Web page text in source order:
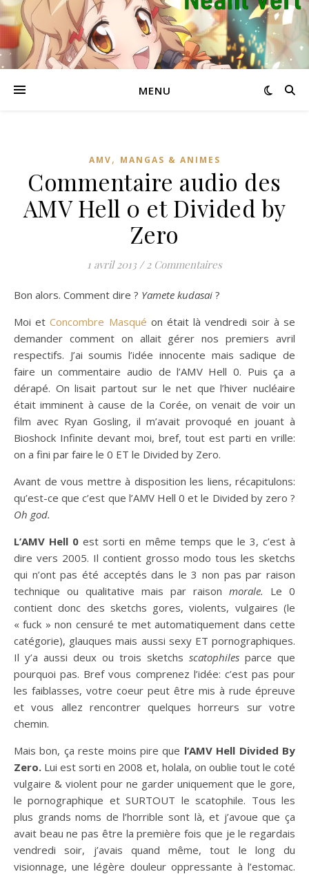
MENU
AMV, MANGAS & ANIMES
Commentaire audio des
AMV Hell 0 et Divided by
Zero
1 avril 2013 / 2 Commentaires
Bon alors. Comment dire ? Yamete kudasai ?
Moi etConcombre Masqué on était là vendredi soir à se
demander comment on allait gérer nos premiers avril
respectifs. J’ai soumis l’idée innocente mais sadique de
faire un commentaire audio de l’AMV Hell 0. Puis ça a
dérapé. On lisait partout sur le net que l’hiver nucléaire
était imminent à cause de la Corée, on venait de voir un
film avec Ryan Gosling, il m’avait provoqué en jouant à
Bioshock Infinite devant moi, bref, tout est parti en vrille:
on a fini par faire le 0 ET le Divided by Zero.
Avant de vous mettre à disposition les liens, récapitulons:
qu’est-ce que c’est que l’AMV Hell 0 et le Divided by zero ?
Oh god.
L’AMV Hell 0 est sorti en même temps que le 3, c’est à
dire vers 2005. Il contient grosso modo tous les sketchs
qui n’ont pas été acceptés dans le 3 non pas par raison
technique ou qualitative mais par raison morale. Le 0
contient donc des sketchs gores, violents, vulgaires (le
« fuck » non censuré te met automatiquement dans cette
catégorie), glauques mais aussi sexy ET pornographiques.
Il y’a aussi deux ou trois sketchs scatophiles parce que
pourquoi pas. Bref vous comprenez l’idée: c’est pas pour
les faiblasses, votre coeur peut être mis à rude épreuve
et vous allez rencontrer quelques horreurs sur votre
chemin.
Mais bon, ça reste moins pire que l’AMV Hell Divided By
Zero. Lui est sorti en 2008 et, holala, on oublie tout le coté
vulgaire & violent pour ne garder uniquement que le gore,
le pornographique et SURTOUT le scatophile. Tous les
plus grands noms de l’horrible sont là, et j’avoue que ça
avait beau ne pas être la première fois que je le regardais
vendredi soir, j’avais quand même, tout le long du
visionnage, une légère douleur oppressante à l’estomac.